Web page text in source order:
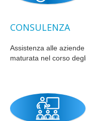
CONSULENZA
Assistenza alle
maturata nel corso